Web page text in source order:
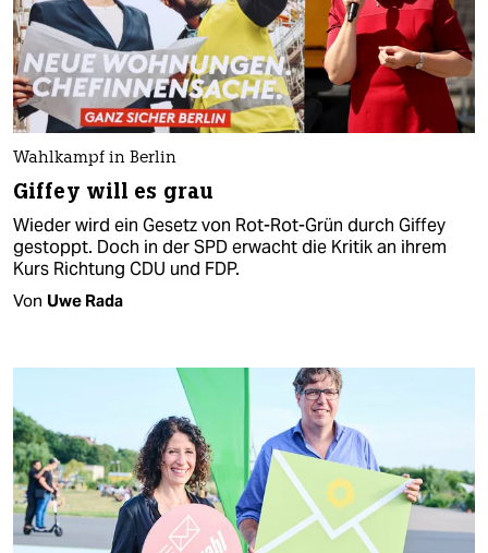
Wahlkampf in Berlin
Giffey will es grau
Wieder wird ein Gesetz von Rot-Rot-Grün durch Giffey
gestoppt. Doch in der SPD erwacht die Kritik an ihrem
Kurs Richtung CDU und FDP.
Von Uwe Rada